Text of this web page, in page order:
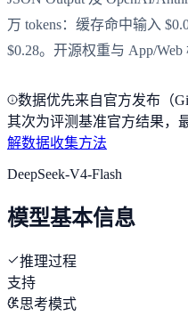
万 tokens：缓存命中输入
$0.28。开源权重与 App/Web
数据优先来自官方发布（
其次为评测基准官方结果，
解数据收集方法
DeepSeek-V4-Flash
模型基本信息
推理过程
支持
思考模式